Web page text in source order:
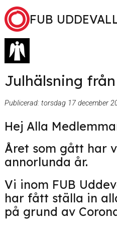
Hoppa till innehåll
FUB
Sök
Julhälsning från
Publicerad: torsdag 17 december
Hej Alla
Året som gått har
annorlunda år.
Vi inom FUB
har fått ställa in
på grund av